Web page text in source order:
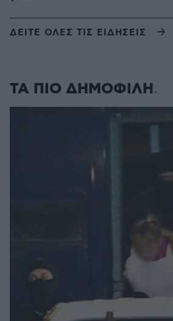
ΔΕΙΤΕ ΟΛΕΣ ΤΙΣ ΕΙΔΗΣΕΙΣ
ΤΑ ΠΙΟ ΔΗΜΟΦΙΛΗ